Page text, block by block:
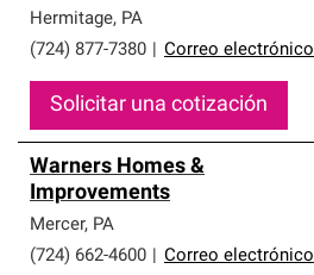
Hermitage, PA
(724) 877-7380
Correo electrónico
Solicitar una cotización
Warners Homes &
Improvements
Mercer, PA
(724) 662-4600
Correo electrónico